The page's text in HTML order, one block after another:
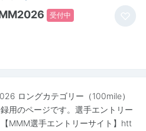
受付中
ロングカテゴリー（100mile）
用のページです。選手エントリー
MMM選手エントリーサイト】 htt